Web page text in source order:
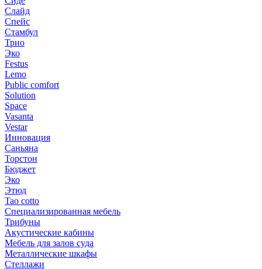
Слайд
Спейс
Стамбул
Трио
Эко
Festus
Lemo
Public comfort
Solution
Space
Vasanta
Vestar
Инновация
Саньяна
Торстон
Бюджет
Эко
Этюд
Tao cotto
Специализированная мебель
Трибуны
Акустические кабины
Мебель для залов суда
Металлические шкафы
Стеллажи